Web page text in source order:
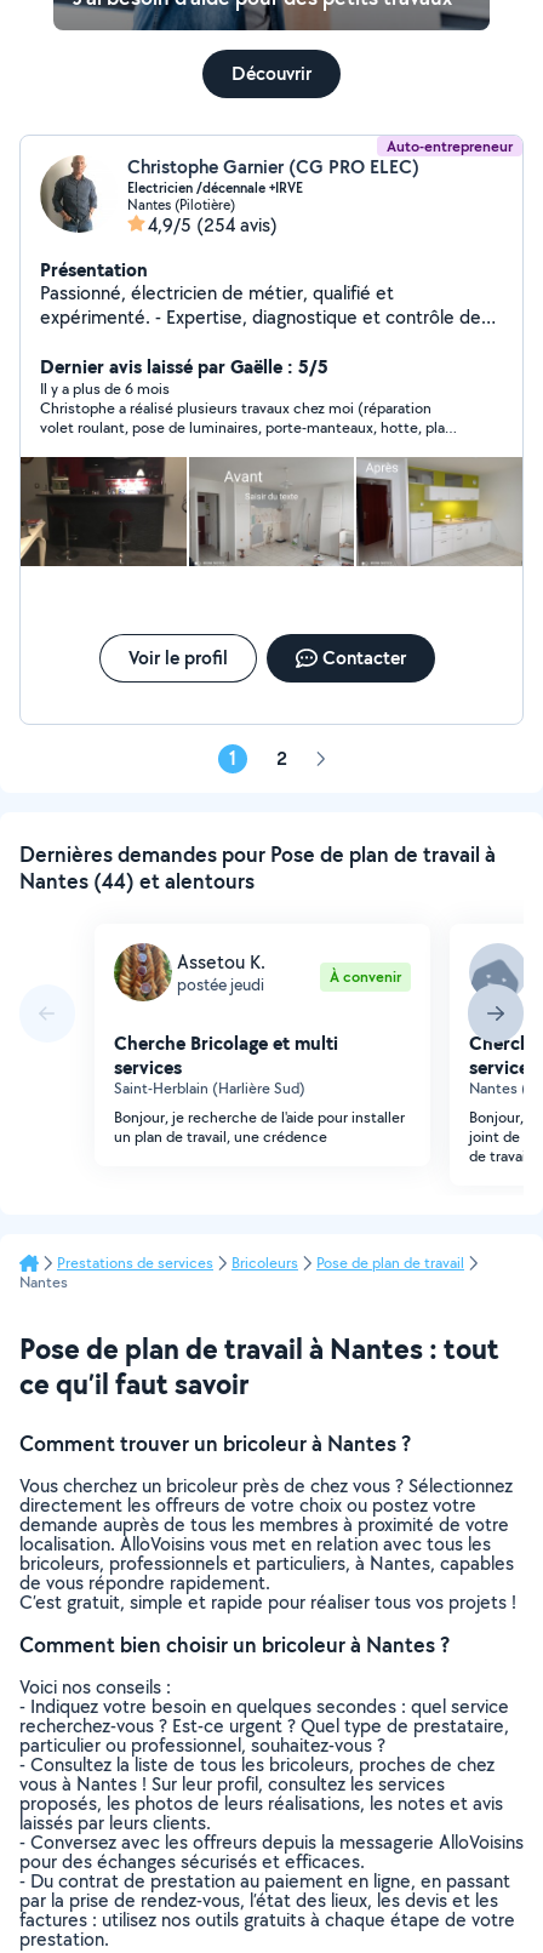
Découvrir
Auto-entrepreneur
Christophe Garnier (CG PRO ELEC)
Electricien /décennale +IRVE
Nantes (Pilotière)
4,9/5 (254 avis)
Présentation
Passionné, électricien de métier, qualifié et
expérimenté. - Expertise, diagnostique et contrôle des
recharge IRVE, P1,P2,P3 - Installation de station de
recharge, - Rénovation générale, tableau de distribution
électrique, chauffage piloté, motorisation de volets
roulants, VMC, domotique etc - Dépannage électrique -
Remise aux normes électrique - Motorisation de portail,
Autres secteurs Réparation en tout genre, pose
parquet, Lino, montage meuble, terrasse, salle de bain,
cuisine Etc. Travail soigné. N'hésitez pas à prendre
contact pour toutes études de réalisation. PS:
m'est impossible de répondre. Il est donc préférable
que vous m'appeliez. Christophe
Dernier avis laissé par Gaëlle : 5/5
Il y a plus de 6 mois
Christophe a réalisé plusieurs travaux chez moi (réparation
volet roulant, pose de luminaires, porte-manteaux, hotte, plan
avenant, à l'écoute, ponctuel. Il est expérimenté dans
beaucoup de domaines et trouve toujours une solution. Son
travail est propre et bien fait. Je recommande à 200%.
Voir le profil Contacter
1 2 Page
Dernières demandes pour Pose de plan de travail à
Nantes (44) et alentours
Assetou K.
postée jeudi À convenir
Cherche Bricolage et multi
services
Saint-Herblain (Harlière Sud)
Bonjour, je recherche de l'aide pour installer
un plan de travail, une crédence
services
Nantes
Bonjour,
joint de
de
Prestations de services Bricoleurs
Pose de plan de travail
Nantes
Pose de plan de travail à Nantes : tout
ce qu’il faut savoir
Comment trouver un bricoleur à Nantes ?
Vous cherchez un bricoleur près de chez vous ? Sélectionnez
directement les offreurs de votre choix ou postez votre
demande auprès de tous les membres à proximité de votre
localisation. AlloVoisins vous met en relation avec tous les
bricoleurs, professionnels et particuliers, à Nantes, capables
de vous répondre rapidement.
C’est gratuit, simple et rapide pour réaliser tous vos projets !
Comment bien choisir un bricoleur à Nantes ?
Voici nos conseils :
- Indiquez votre besoin en quelques secondes : quel service
recherchez-vous ? Est-ce urgent ? Quel type de prestataire,
particulier ou professionnel, souhaitez-vous ?
- Consultez la liste de tous les bricoleurs, proches de chez
vous à Nantes ! Sur leur profil, consultez les services
proposés, les photos de leurs réalisations, les notes et avis
laissés par leurs clients.
- Conversez avec les offreurs depuis la messagerie AlloVoisins
pour des échanges sécurisés et efficaces.
- Du contrat de prestation au paiement en ligne, en passant
par la prise de rendez-vous, l’état des lieux, les devis et les
factures : utilisez nos outils gratuits à chaque étape de votre
prestation.